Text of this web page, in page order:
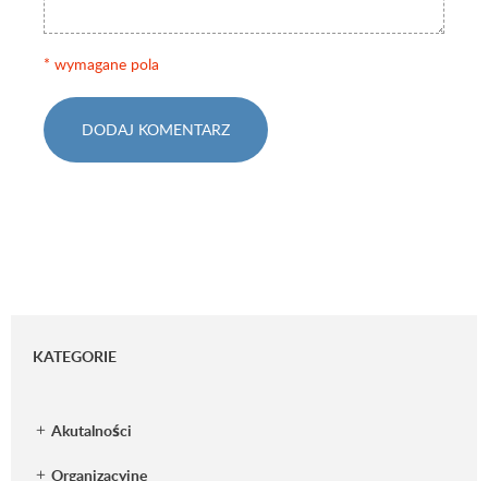
* wymagane pola
DODAJ KOMENTARZ
KATEGORIE
Akutalności
Organizacyjne